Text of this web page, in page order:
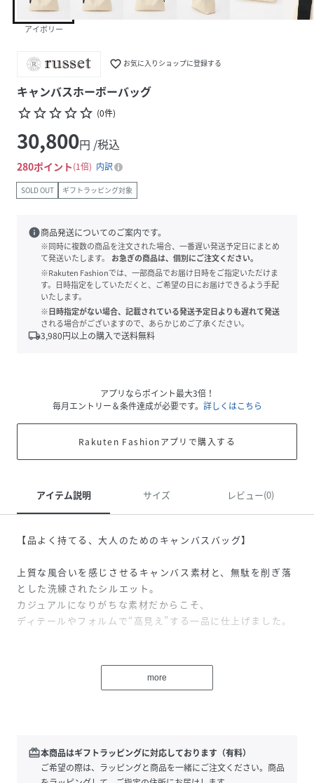
アイボリー
favorite_border お気に入りショップに登録する
キャンバスホーボーバッグ
star_borderstar_borderstar_borderstar_borderstar_border (0件)
30,800円 /税込
280ポイント 1倍 内訳
SOLD OUT ギフトラッピング対象
info商品発送についてのご案内です。
※同時に複数の商品を注文された場合、一番遅い発送予定日にまとめ
て発送いたします。
お急ぎの商品は、個別にご注文ください。
※Rakuten Fashionでは、一部商品でお届け日時をご指定いただけま
す。日時指定をしていただくと、ご希望の日にお届けできるよう手配
いたします。
※日時指定がない場合、記載されている発送予定日よりも遅れて発送
される場合がございますので、あらかじめご了承ください。
local_shipping3,980円以上の購入で送料無料
アプリならポイント最大3倍！
毎月エントリー＆条件達成が必要です。 詳しくはこちら
Rakuten Fashionアプリで購入する
アイテム説明 サイズ レビュー(0)
【品よく持てる、大人のためのキャンバスバッグ】
上質な風合いを感じさせるキャンバス素材と、無駄を削ぎ落
とした洗練されたシルエット。
カジュアルになりがちな素材だからこそ、
ディテールやフォルムで“高見え”する一品に仕上げました。
・無駄を削ぎ落としたミニマルなフォルム
・柔らかな曲線シルエットで、女性らしく上品な印象に
・異素材のコントラストが生む洗練された高級感
・ラフすぎない、計算されたシルエットバランス
more
redeem本商品はギフトラッピングに対応しております（有料）
ご希望の際は、ラッピングと商品を一緒にご注文ください。商品